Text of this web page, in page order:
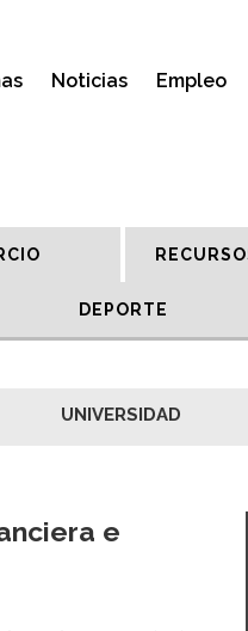
Noticias Empleo
DEPORTE
UNIVERSIDAD
e